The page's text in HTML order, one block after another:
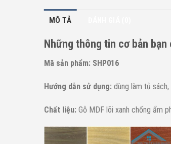
MÔ TẢ
Những thông tin cơ bản
Mã sản phẩm: SHP016
Hướng dẫn sử dụng: dùng làm tủ
Chất liệu: Gỗ MDF lõi xanh chống ẩm